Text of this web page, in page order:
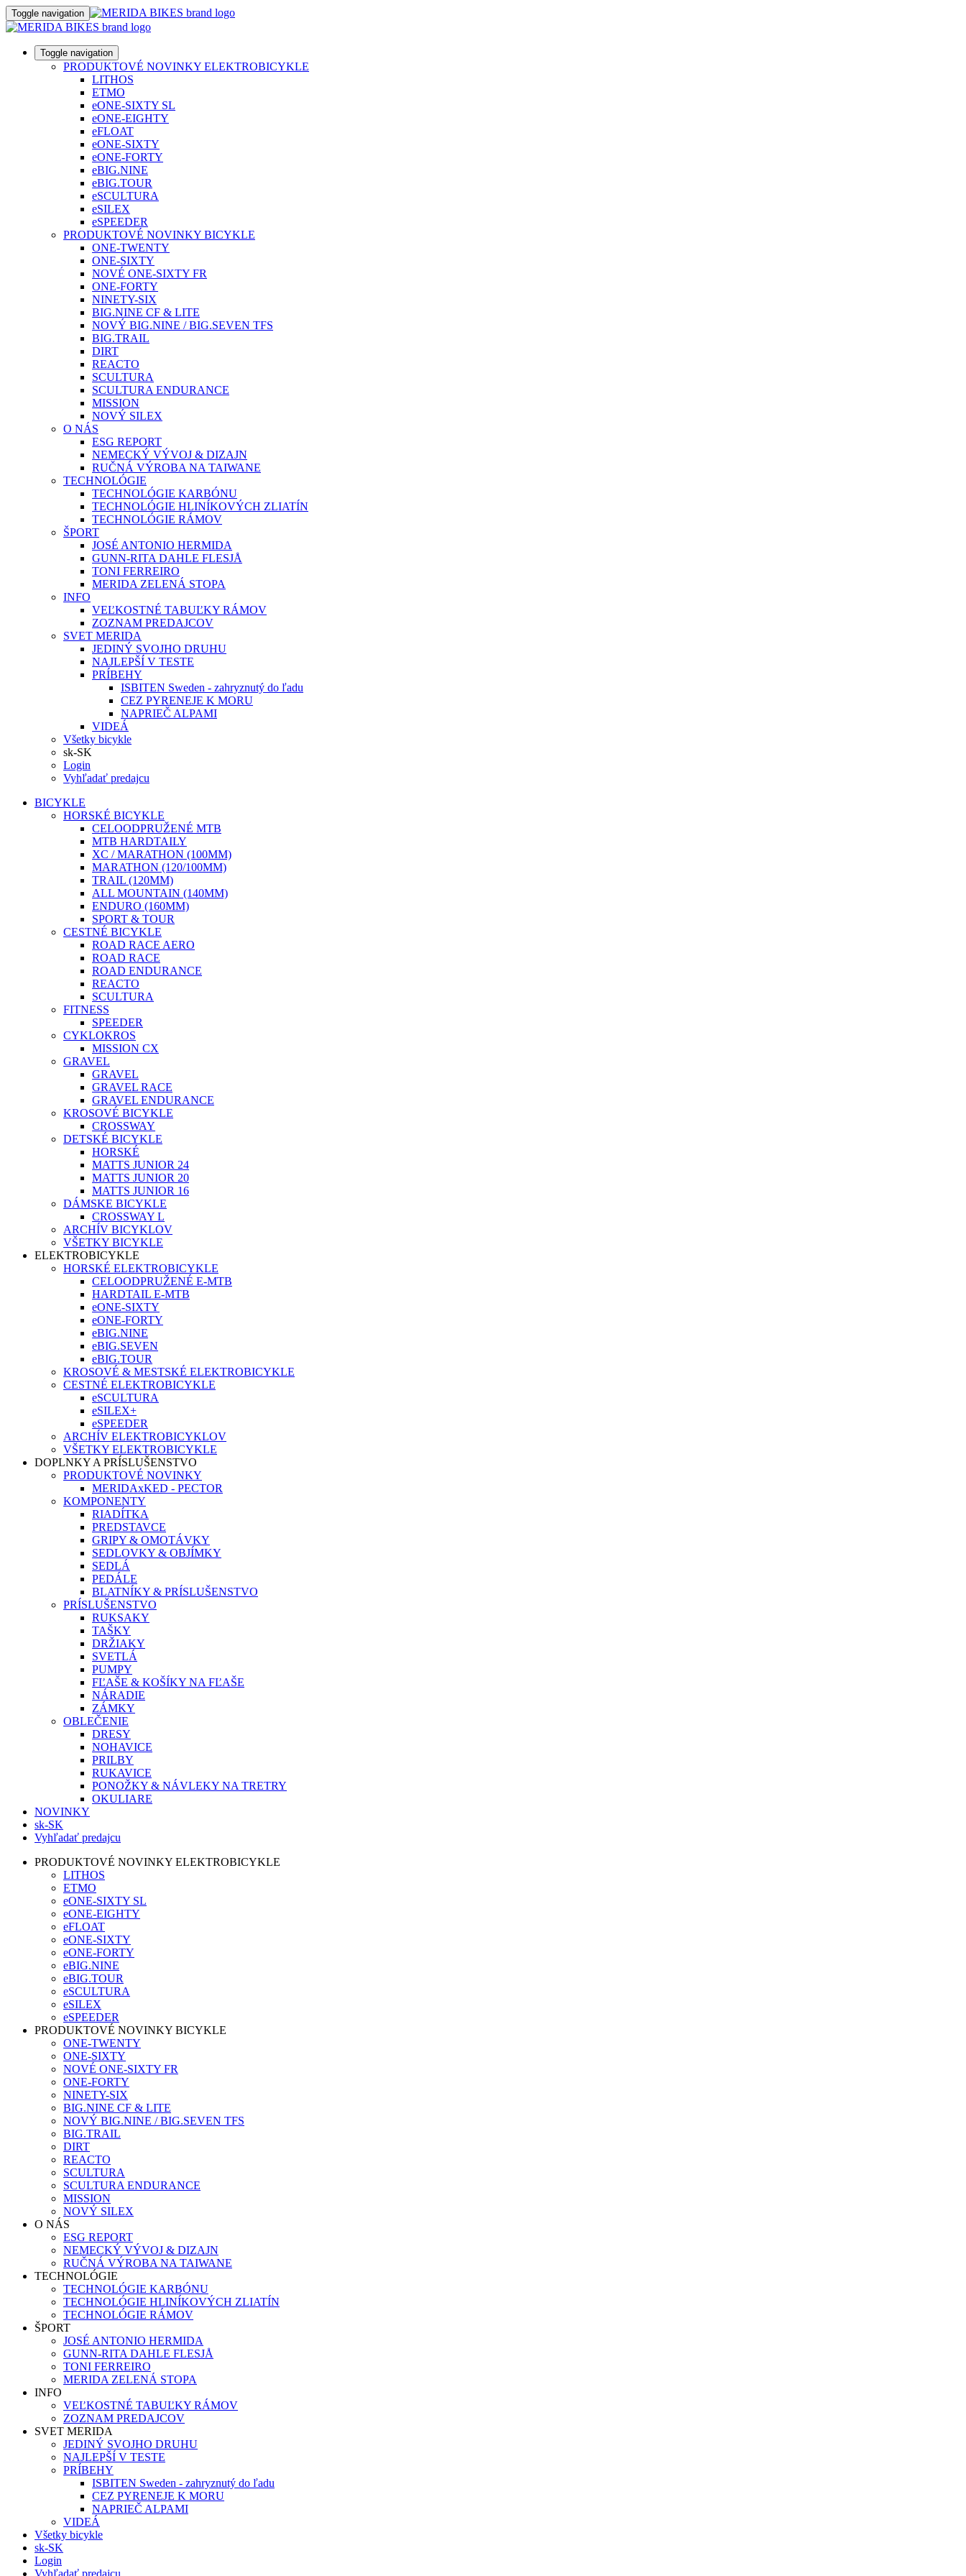
Toggle navigation
Toggle navigation
PRODUKTOVÉ NOVINKY ELEKTROBICYKLE
LITHOS
ETMO
eONE-SIXTY SL
eONE-EIGHTY
eFLOAT
eONE-SIXTY
eONE-FORTY
eBIG.NINE
eBIG.TOUR
eSCULTURA
eSILEX
eSPEEDER
PRODUKTOVÉ NOVINKY BICYKLE
ONE-TWENTY
ONE-SIXTY
NOVÉ ONE-SIXTY FR
ONE-FORTY
NINETY-SIX
BIG.NINE CF & LITE
NOVÝ BIG.NINE / BIG.SEVEN TFS
BIG.TRAIL
DIRT
REACTO
SCULTURA
SCULTURA ENDURANCE
MISSION
NOVÝ SILEX
O NÁS
ESG REPORT
NEMECKÝ VÝVOJ & DIZAJN
RUČNÁ VÝROBA NA TAIWANE
TECHNOLÓGIE
TECHNOLÓGIE KARBÓNU
TECHNOLÓGIE HLINÍKOVÝCH ZLIATÍN
TECHNOLÓGIE RÁMOV
ŠPORT
JOSÉ ANTONIO HERMIDA
GUNN-RITA DAHLE FLESJÅ
TONI FERREIRO
MERIDA ZELENÁ STOPA
INFO
VEĽKOSTNÉ TABUĽKY RÁMOV
ZOZNAM PREDAJCOV
SVET MERIDA
JEDINÝ SVOJHO DRUHU
NAJLEPŠÍ V TESTE
PRÍBEHY
ISBITEN Sweden - zahryznutý do ľadu
CEZ PYRENEJE K MORU
NAPRIEČ ALPAMI
VIDEÁ
Všetky bicykle
sk-SK
Login
Vyhľadať predajcu
BICYKLE
HORSKÉ BICYKLE
CELOODPRUŽENÉ MTB
MTB HARDTAILY
XC / MARATHON (100MM)
MARATHON (120/100MM)
TRAIL (120MM)
ALL MOUNTAIN (140MM)
ENDURO (160MM)
SPORT & TOUR
CESTNÉ BICYKLE
ROAD RACE AERO
ROAD RACE
ROAD ENDURANCE
REACTO
SCULTURA
FITNESS
SPEEDER
CYKLOKROS
MISSION CX
GRAVEL
GRAVEL
GRAVEL RACE
GRAVEL ENDURANCE
KROSOVÉ BICYKLE
CROSSWAY
DETSKÉ BICYKLE
HORSKÉ
MATTS JUNIOR 24
MATTS JUNIOR 20
MATTS JUNIOR 16
DÁMSKE BICYKLE
CROSSWAY L
ARCHÍV BICYKLOV
VŠETKY BICYKLE
ELEKTROBICYKLE
HORSKÉ ELEKTROBICYKLE
CELOODPRUŽENÉ E-MTB
HARDTAIL E-MTB
eONE-SIXTY
eONE-FORTY
eBIG.NINE
eBIG.SEVEN
eBIG.TOUR
KROSOVÉ & MESTSKÉ ELEKTROBICYKLE
CESTNÉ ELEKTROBICYKLE
eSCULTURA
eSILEX+
eSPEEDER
ARCHÍV ELEKTROBICYKLOV
VŠETKY ELEKTROBICYKLE
DOPLNKY A PRÍSLUŠENSTVO
PRODUKTOVÉ NOVINKY
MERIDAxKED - PECTOR
KOMPONENTY
RIADÍTKA
PREDSTAVCE
GRIPY & OMOTÁVKY
SEDLOVKY & OBJÍMKY
SEDLÁ
PEDÁLE
BLATNÍKY & PRÍSLUŠENSTVO
PRÍSLUŠENSTVO
RUKSAKY
TAŠKY
DRŽIAKY
SVETLÁ
PUMPY
FĽAŠE & KOŠÍKY NA FĽAŠE
NÁRADIE
ZÁMKY
OBLEČENIE
DRESY
NOHAVICE
PRILBY
RUKAVICE
PONOŽKY & NÁVLEKY NA TRETRY
OKULIARE
NOVINKY
sk-SK
Vyhľadať predajcu
PRODUKTOVÉ NOVINKY ELEKTROBICYKLE
LITHOS
ETMO
eONE-SIXTY SL
eONE-EIGHTY
eFLOAT
eONE-SIXTY
eONE-FORTY
eBIG.NINE
eBIG.TOUR
eSCULTURA
eSILEX
eSPEEDER
PRODUKTOVÉ NOVINKY BICYKLE
ONE-TWENTY
ONE-SIXTY
NOVÉ ONE-SIXTY FR
ONE-FORTY
NINETY-SIX
BIG.NINE CF & LITE
NOVÝ BIG.NINE / BIG.SEVEN TFS
BIG.TRAIL
DIRT
REACTO
SCULTURA
SCULTURA ENDURANCE
MISSION
NOVÝ SILEX
O NÁS
ESG REPORT
NEMECKÝ VÝVOJ & DIZAJN
RUČNÁ VÝROBA NA TAIWANE
TECHNOLÓGIE
TECHNOLÓGIE KARBÓNU
TECHNOLÓGIE HLINÍKOVÝCH ZLIATÍN
TECHNOLÓGIE RÁMOV
ŠPORT
JOSÉ ANTONIO HERMIDA
GUNN-RITA DAHLE FLESJÅ
TONI FERREIRO
MERIDA ZELENÁ STOPA
INFO
VEĽKOSTNÉ TABUĽKY RÁMOV
ZOZNAM PREDAJCOV
SVET MERIDA
JEDINÝ SVOJHO DRUHU
NAJLEPŠÍ V TESTE
PRÍBEHY
ISBITEN Sweden - zahryznutý do ľadu
CEZ PYRENEJE K MORU
NAPRIEČ ALPAMI
VIDEÁ
Všetky bicykle
sk-SK
Login
Vyhľadať predajcu